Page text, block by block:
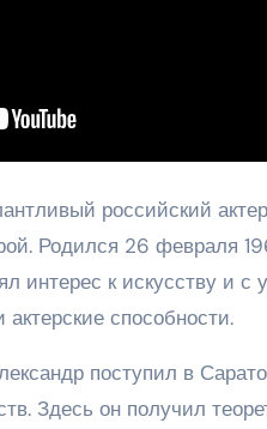
российский
Родился 26 февраля
интерес к искусству и
актерские способности.
поступил в
Здесь он получил